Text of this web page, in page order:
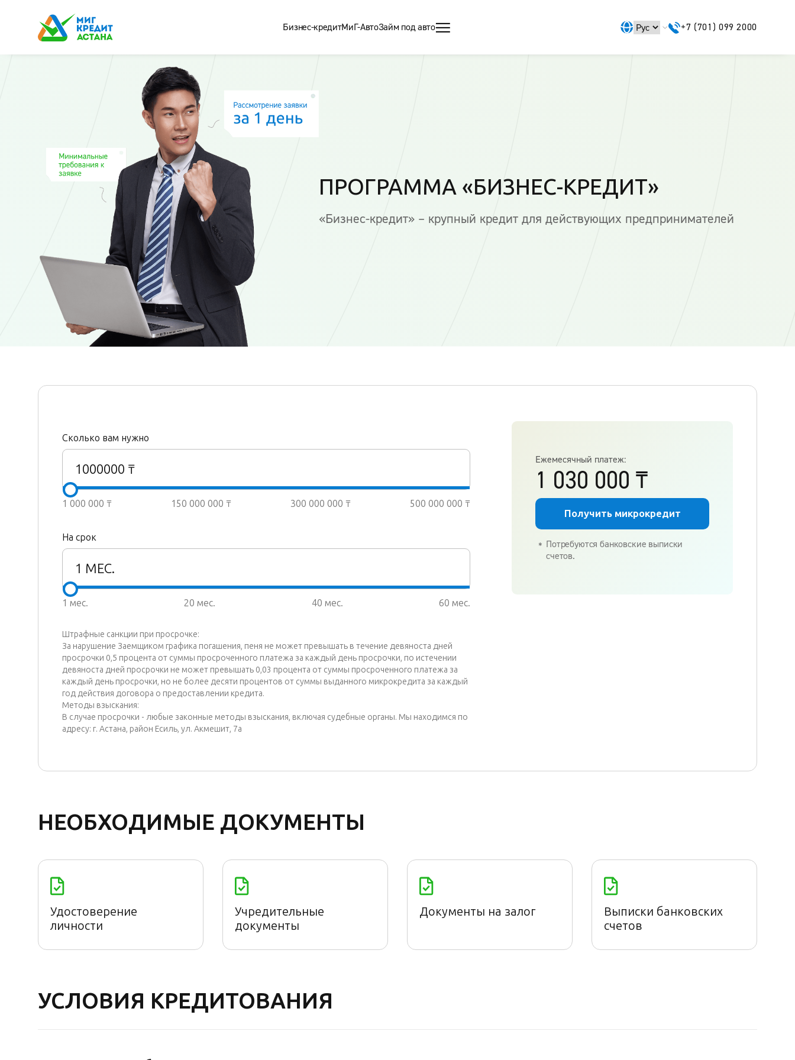
Бизнес-кредитМиГ-АвтоЗайм под авто +7 (701) 099 2000
ПРОГРАММА «БИЗНЕС-КРЕДИТ»
«Бизнес-кредит» – крупный кредит для действующих предпринимателей
Сколько вам нужно
1000000 ₸
1 000 000 ₸ 150 000 000 ₸ 300 000 000 ₸ 500 000 000 ₸
На срок
1 МЕС.
1 мес. 20 мес. 40 мес. 60 мес.
Штрафные санкции при просрочке:
За нарушение Заемщиком графика погашения, пеня не может превышать в течение девяноста дней
просрочки 0,5 процента от суммы просроченного платежа за каждый день просрочки, по истечении
девяноста дней просрочки не может превышать 0,03 процента от суммы просроченного платежа за
каждый день просрочки, но не более десяти процентов от суммы выданного микрокредита за каждый
год действия договора о предоставлении кредита.
Методы взыскания:
В случае просрочки - любые законные методы взыскания, включая судебные органы. Мы находимся по
адресу: г. Астана, район Есиль, ул. Акмешит, 7а
Ежемесячный платеж:
1 030 000 ₸
Получить микрокредит
Потребуются банковские выписки
счетов.
НЕОБХОДИМЫЕ ДОКУМЕНТЫ
Удостоверение
личности
Учредительные
документы
Документы на залог
Выписки банковских
счетов
УСЛОВИЯ КРЕДИТОВАНИЯ